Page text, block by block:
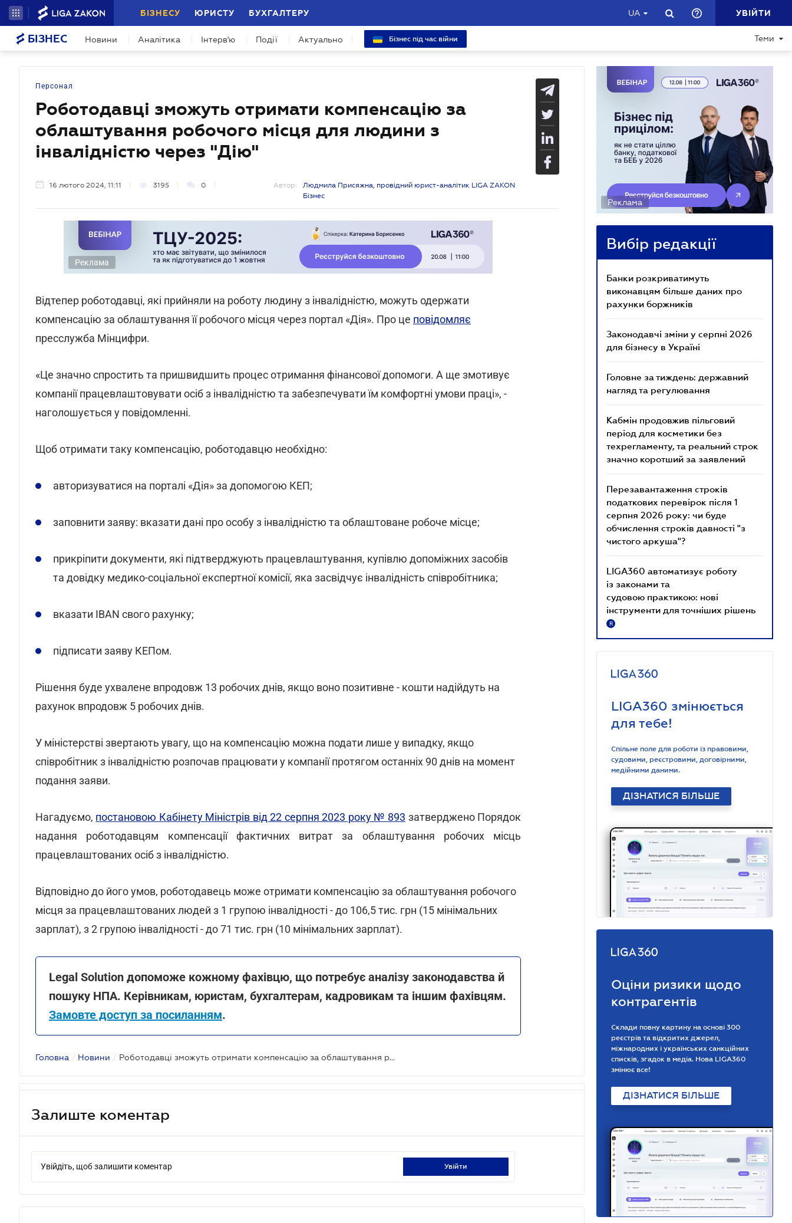
БІЗНЕСУ ЮРИСТУ БУХГАЛТЕРУ UA УВІЙТИ
БІЗНЕС Новини Аналітика Інтерв'ю Події Актуально Бізнес під час війни Теми
Персонал
Роботодавці зможуть отримати компенсацію за
облаштування робочого місця для людини з
інвалідністю через "Дію"
16 лютого 2024, 11:11 3195 0 Автор:
Людмила Присяжна, провідний юрист-аналітик LIGA ZAKON
Бізнес
Реклама
Відтепер роботодавці, які прийняли на роботу людину з інвалідністю, можуть одержати
компенсацію за облаштування її робочого місця через портал «Дія». Про це повідомляє
пресслужба Мінцифри.
«Це значно спростить та пришвидшить процес отримання фінансової допомоги. А ще змотивує
компанії працевлаштовувати осіб з інвалідністю та забезпечувати їм комфортні умови праці», -
наголошується у повідомленні.
Щоб отримати таку компенсацію, роботодавцю необхідно:
авторизуватися на порталі «Дія» за допомогою КЕП;
заповнити заяву: вказати дані про особу з інвалідністю та облаштоване робоче місце;
прикріпити документи, які підтверджують працевлаштування, купівлю допоміжних засобів
та довідку медико-соціальної експертної комісії, яка засвідчує інвалідність співробітника;
вказати IBAN свого рахунку;
підписати заяву КЕПом.
Рішення буде ухвалене впродовж 13 робочих днів, якщо воно позитивне - кошти надійдуть на
рахунок впродовж 5 робочих днів.
У міністерстві звертають увагу, що на компенсацію можна подати лише у випадку, якщо
співробітник з інвалідністю розпочав працювати у компанії протягом останніх 90 днів на момент
подання заяви.
Нагадуємо, постановою Кабінету Міністрів від 22 серпня 2023 року № 893 затверджено Порядок
надання роботодавцям компенсації фактичних витрат за облаштування робочих місць
працевлаштованих осіб з інвалідністю.
Відповідно до його умов, роботодавець може отримати компенсацію за облаштування робочого
місця за працевлаштованих людей з 1 групою інвалідності - до 106,5 тис. грн (15 мінімальних
зарплат), з 2 групою інвалідності - до 71 тис. грн (10 мінімальних зарплат).
Legal Solution допоможе кожному фахівцю, що потребує аналізу законодавства й
пошуку НПА. Керівникам, юристам, бухгалтерам, кадровикам та іншим фахівцям.
Замовте доступ за посиланням.
Головна / Новини / Роботодавці зможуть отримати компенсацію за облаштування робочого місця для людини з інвалідністю через "Дію"
Залиште коментар
Увійдіть, щоб залишити коментар увійти
Реклама
Вибір редакції
Банки розкриватимуть
виконавцям більше даних про
рахунки боржників
Законодавчі зміни у серпні 2026
для бізнесу в Україні
Головне за тиждень: державний
нагляд та регулювання
Кабмін продовжив пільговий
період для косметики без
техрегламенту, та реальний строк
значно коротший за заявлений
Перезавантаження строків
податкових перевірок після 1
серпня 2026 року: чи буде
обчислення строків давності "з
чистого аркуша"?
LIGA360 автоматизує роботу
із законами та
судовою практикою: нові
інструменти для точніших рішень
R
LIGA360 змінюється
для тебе!
Спільне поле для роботи із правовими,
судовими, реєстровими, договірними,
медійними даними.
ДІЗНАТИСЯ БІЛЬШЕ
Оціни ризики щодо
контрагентів
Склади повну картину на основі 300
реєстрів та відкритих джерел,
міжнародних і українських санкційних
списків, згадок в медіа. Нова LIGA360
змінює все!
ДІЗНАТИСЯ БІЛЬШЕ